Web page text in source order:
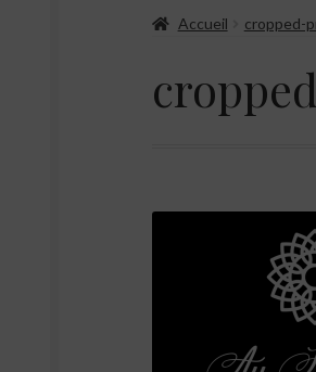
Accueil cropped-